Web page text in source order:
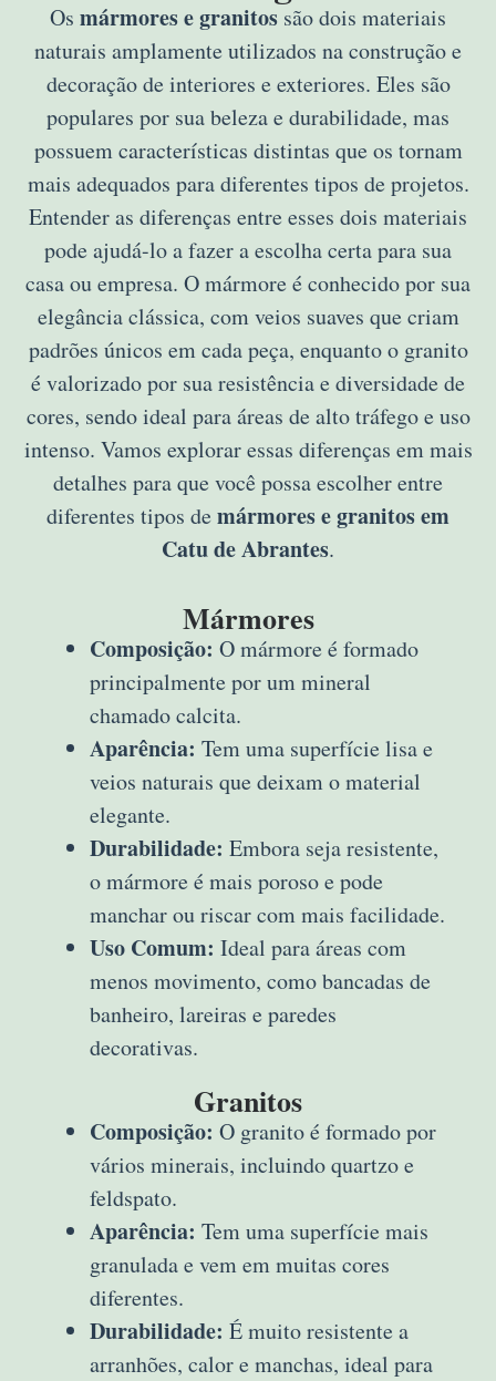
Os mármores e granitos são dois materiais
naturais amplamente utilizados na construção e
decoração de interiores e exteriores. Eles são
populares por sua beleza e durabilidade, mas
possuem características distintas que os tornam
mais adequados para diferentes tipos de projetos.
Entender as diferenças entre esses dois materiais
pode ajudá-lo a fazer a escolha certa para sua
casa ou empresa. O mármore é conhecido por sua
elegância clássica, com veios suaves que criam
padrões únicos em cada peça, enquanto o granito
é valorizado por sua resistência e diversidade de
cores, sendo ideal para áreas de alto tráfego e uso
intenso. Vamos explorar essas diferenças em mais
detalhes para que você possa escolher entre
diferentes tipos de mármores e granitos em
Catu de Abrantes.
Mármores
Composição: O mármore é formado
principalmente por um mineral
chamado calcita.
Aparência: Tem uma superfície lisa e
veios naturais que deixam o material
elegante.
Durabilidade: Embora seja resistente,
o mármore é mais poroso e pode
manchar ou riscar com mais facilidade.
Uso Comum: Ideal para áreas com
menos movimento, como bancadas de
banheiro, lareiras e paredes
decorativas.
Granitos
Composição: O granito é formado por
vários minerais, incluindo quartzo e
feldspato.
Aparência: Tem uma superfície mais
granulada e vem em muitas cores
diferentes.
Durabilidade: É muito resistente a
arranhões, calor e manchas, ideal para